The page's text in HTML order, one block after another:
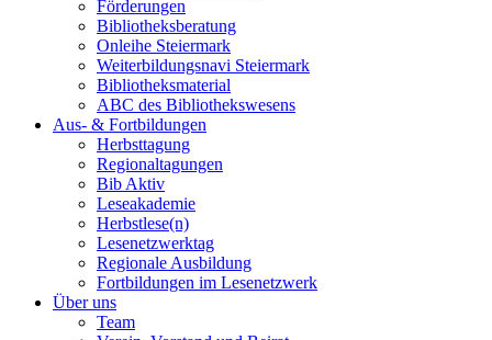
Förderungen
Bibliotheksberatung
Onleihe Steiermark
Weiterbildungsnavi Steiermark
Bibliotheksmaterial
ABC des Bibliothekswesens
Aus- & Fortbildungen
Herbsttagung
Regionaltagungen
Bib Aktiv
Leseakademie
Herbstlese(n)
Lesenetzwerktag
Regionale Ausbildung
Fortbildungen im Lesenetzwerk
Über uns
Team